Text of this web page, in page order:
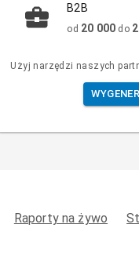
B2B
od 20 000 do
Użyj narzędzi naszych
Raporty na żywo